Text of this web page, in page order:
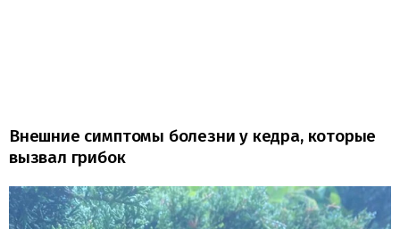
Внешние симптомы болезни у кедра, которые
вызвал грибок